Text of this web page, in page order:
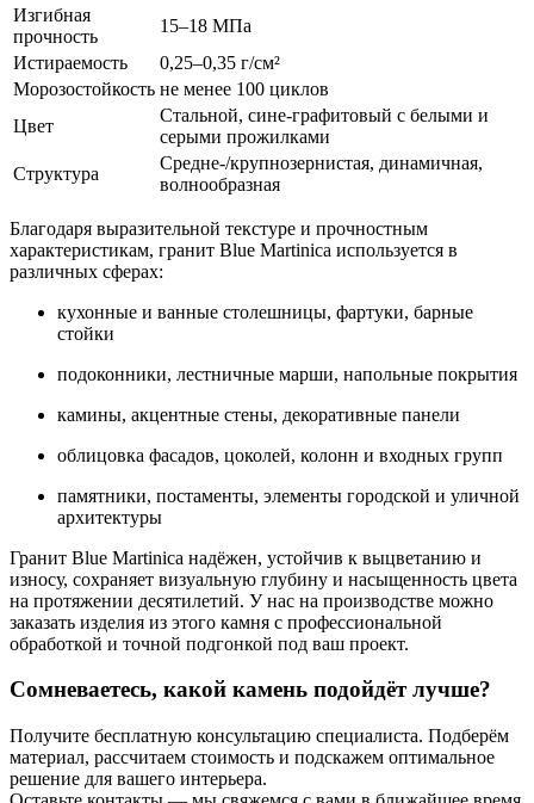
Изгибная
прочность
15–18 МПа
Истираемость
0,25–0,35 г/см²
Морозостойкость не менее 100 циклов
Цвет
Стальной, сине-графитовый с белыми и
серыми прожилками
Структура
Средне-/крупнозернистая, динамичная,
волнообразная
Благодаря выразительной текстуре и прочностным
характеристикам, гранит Blue Martinica используется в
различных сферах:
кухонные и ванные столешницы, фартуки, барные
стойки
подоконники, лестничные марши, напольные покрытия
камины, акцентные стены, декоративные панели
облицовка фасадов, цоколей, колонн и входных групп
памятники, постаменты, элементы городской и уличной
архитектуры
Гранит Blue Martinica надёжен, устойчив к выцветанию и
износу, сохраняет визуальную глубину и насыщенность цвета
на протяжении десятилетий. У нас на производстве можно
заказать изделия из этого камня с профессиональной
обработкой и точной подгонкой под ваш проект.
Сомневаетесь, какой камень подойдёт лучше?
Получите бесплатную консультацию специалиста. Подберём
материал, рассчитаем стоимость и подскажем оптимальное
решение для вашего интерьера.